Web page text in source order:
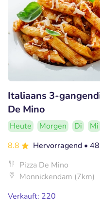
Italiaans 3-
De Mino
Heute Morgen Di Mi
8.8
Hervorragend •
Pizza De Mino
Monnickendam (7km)
Verkauft: 220